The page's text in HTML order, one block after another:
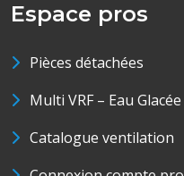
Espace pros
Pièces détachées
Multi VRF – Eau Glacée
Catalogue ventilation